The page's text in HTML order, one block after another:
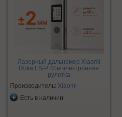
Лазерный дальномер Xiaomi
Duka LS-P 40м электронная
рулетка
Производитель: Xiaomi
Есть в наличии